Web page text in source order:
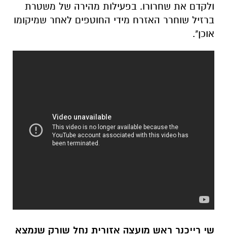
ולקדם את שחרורו. בפעילות מהירה של משטרת
ברזיל שוחרר האזרח מידי החוטפים לאחר שמיקומו
אוכן".
שי רייכנר ראש מועצה אזורית נחל שורק שנמצא